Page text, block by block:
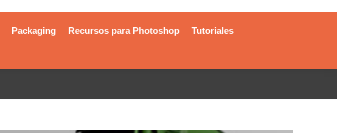
Packaging Recursos para Photoshop
Tutoriales